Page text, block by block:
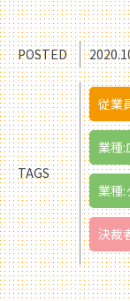
POSTED
TAGS
従業
業種:
業種:
決裁